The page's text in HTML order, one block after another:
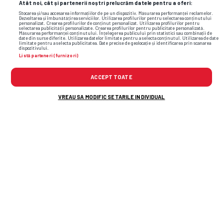
Atât noi, cât și partenerii noștri prelucrăm datele pentru a oferi:
Stocarea și/sau accesarea informațiilor de pe un dispozitiv. Măsurarea performanței reclamelor.
Dezvoltarea și îmbunătățirea serviciilor. Utilizarea profilurilor pentru selectarea conținutului
personalizat. Crearea profilurilor de conținut personalizat. Utilizarea profilurilor pentru
selectarea publicității personalizate. Crearea profilurilor pentru publicitate personalizată.
Măsurarea performanței conținutului. Înțelegerea publicului prin statistici sau combinații de
date din surse diferite. Utilizarea datelor limitate pentru a selecta conținutul. Utilizarea de date
limitate pentru a selecta publicitatea. Date precise de geolocație și identificarea prin scanarea
dispozitivului.
Listă parteneri (furnizori)
ACCEPT TOATE
VREAU SA MODIFIC SETARILE INDIVIDUAL